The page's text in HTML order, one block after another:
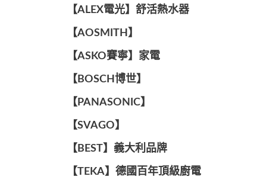
️️【ALEX電光】舒活熱水器️️
【AOSMITH】
【ASKO賽寧】家電
【BOSCH博世】
️【PANASONIC】️
️【SVAGO】️
️【BEST】️義大利品牌
️【TEKA】️德國百年頂級廚電